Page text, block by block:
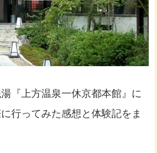
『上方温泉一休京都本館』に
行ってみた感想と体験記をま